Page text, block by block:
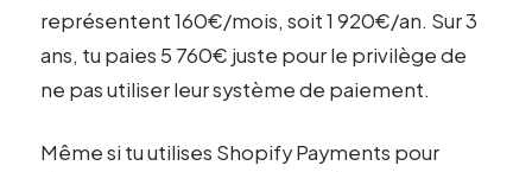
représentent 160€/mois, soit 1 920€/an. Sur 3
ans, tu paies 5 760€ juste pour le privilège de
ne pas utiliser leur système de paiement.
Même si tu utilises Shopify Payments pour